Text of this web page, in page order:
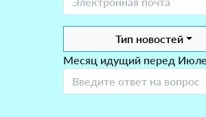
Тип новостей
Месяц идущий перед